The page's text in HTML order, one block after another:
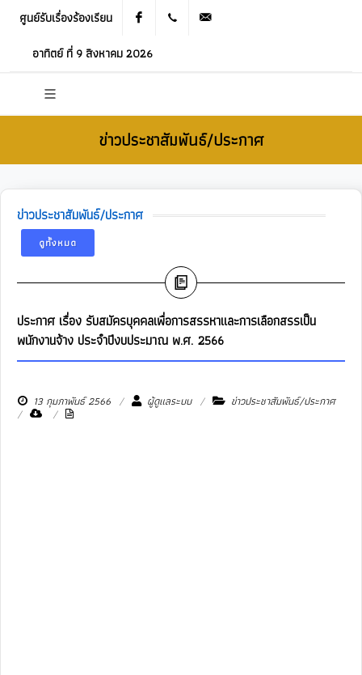
ศูนย์รับเรื่องร้องเรียน Facebook 021905536
อาทิตย์ ที่ 9 สิงหาคม 2026
ข่าวประชาสัมพันธ์/ประกาศ
ข่าวประชาสัมพันธ์/ประกาศ
ดูทั้งหมด
ประกาศ เรื่อง รับสมัครบุคคลเพื่อการสรรหาและการเลือกสรรเป็น
พนักงานจ้าง ประจำปีงบประมาณ พ.ศ. 2566
13 กุมภาพันธ์ 2566 ผู้ดูแลระบบ ข่าวประชาสัมพันธ์/ประกาศ